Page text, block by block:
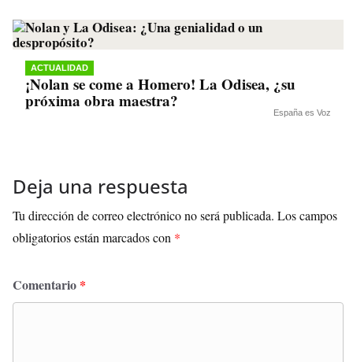
ACTUALIDAD
¡Nolan se come a Homero! La Odisea, ¿su
próxima obra maestra?
España es Voz
Deja una respuesta
Tu dirección de correo electrónico no será publicada. Los campos
obligatorios están marcados con *
Comentario *